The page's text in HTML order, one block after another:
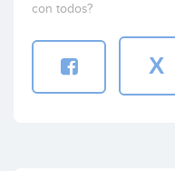
con todos?
X